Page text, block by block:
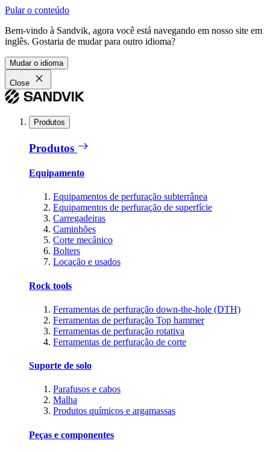
Pular o conteúdo
Bem-vindo à Sandvik, agora você está navegando em nosso site em
inglês. Gostaria de mudar para outro idioma?
Mudar o idioma
Close
Produtos
Produtos
Equipamento
Equipamentos de perfuração subterrânea
Equipamentos de perfuração de superfície
Carregadeiras
Caminhões
Corte mecânico
Bolters
Locação e usados
Rock tools
Ferramentas de perfuração down-the-hole (DTH)
Ferramentas de perfuração Top hammer
Ferramentas de perfuração rotativa
Ferramentas de perfuração de corte
Suporte de solo
Parafusos e cabos
Malha
Produtos químicos e argamassas
Peças e componentes